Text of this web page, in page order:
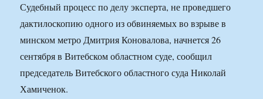
Судебный процесс по делу эксперта, не проведшего
дактилоскопию одного из обвиняемых во взрыве в
минском метро Дмитрия Коновалова, начнется 26
сентября в Витебском областном суде, сообщил
председатель Витебского областного суда Николай
Хамиченок.